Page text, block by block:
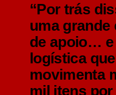
“Por trás
uma
de apoio… e
logística que
movimenta
mil itens por